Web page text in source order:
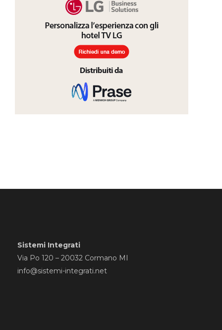
Sistemi Integrati
Via Po 120 – 20032 Cormano MI
info@sistemi-integrati.net